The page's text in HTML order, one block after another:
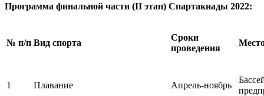
Программа финальной части (II этап) Спартакиады 2022:
№ п/п Вид спорта
Сроки
проведения
1 Плавание Апрель-ноябрь